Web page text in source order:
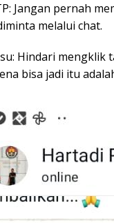
Jangan pernah
melalui chat.
Hindari
bisa jadi itu